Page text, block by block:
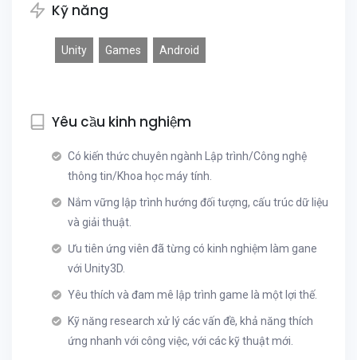
Kỹ năng
Unity Games Android
Yêu cầu kinh nghiệm
Có kiến thức chuyên ngành Lập trình/Công nghệ
thông tin/Khoa học máy tính.
Nắm vững lập trình hướng đối tượng, cấu trúc dữ liệu
và giải thuật.
Ưu tiên ứng viên đã từng có kinh nghiệm làm gane
với Unity3D.
Yêu thích và đam mê lập trình game là một lợi thế.
Kỹ năng research xử lý các vấn đề, khả năng thích
ứng nhanh với công việc, với các kỹ thuật mới.